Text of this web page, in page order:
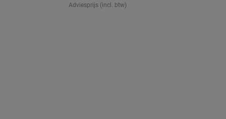
Adviesprijs (incl. btw)